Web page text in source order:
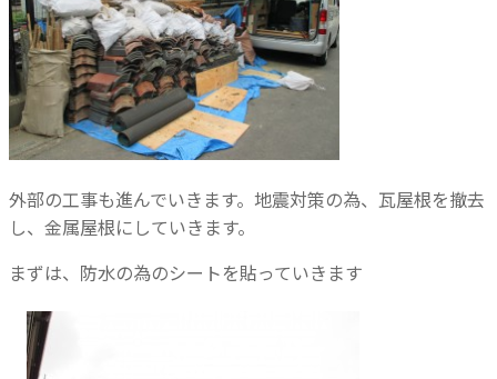
外部の工事も進んでいきます。地震対策の為、瓦屋根を撤去
し、金属屋根にしていきます。
まずは、防水の為のシートを貼っていきます